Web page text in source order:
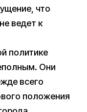
что
ведет к
политике
Они
всего
положения